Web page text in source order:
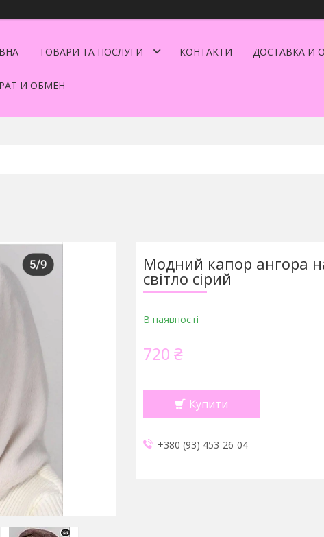
ТОВАРИ ТА ПОСЛУГИ КОНТАКТИ ДОСТАВКА И
И ОБМЕН
Модний капор ангора
світло сірий
В наявності
720 ₴
Купити
+380 (93) 453-26-04